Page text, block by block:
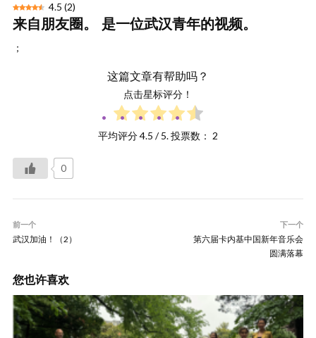
4.5 (2)
来自朋友圈。 是一位武汉青年的视频。
；
这篇文章有帮助吗？
点击星标评分！
平均评分4.5 / 5. 投票数： 2
0
前一个
武汉加油！（2）
下一个
第六届卡内基中国新年音乐会
圆满落幕
您也许喜欢